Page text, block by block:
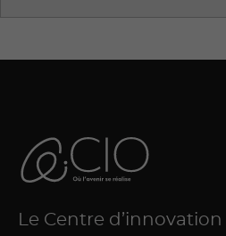
Le Centre d’innovation